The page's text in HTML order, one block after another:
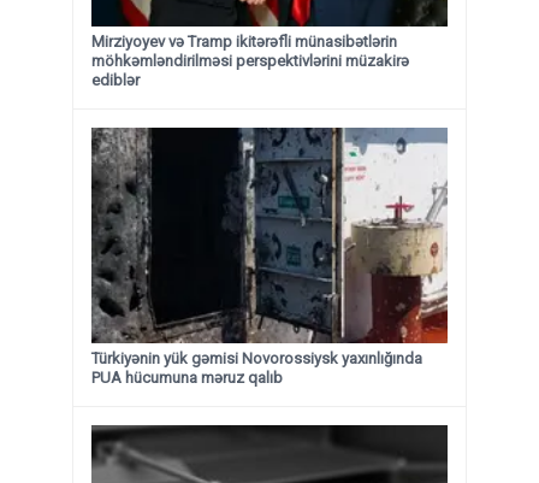
Mirziyoyev və Tramp ikitərəfli münasibətlərin
möhkəmləndirilməsi perspektivlərini müzakirə
ediblər
Türkiyənin yük gəmisi Novorossiysk yaxınlığında
PUA hücumuna məruz qalıb